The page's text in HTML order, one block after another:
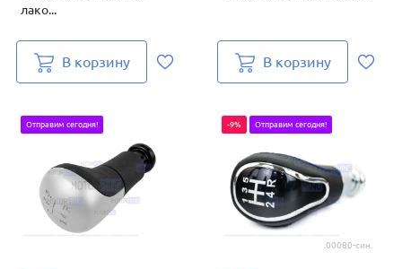
лако...
В корзину В корзину
Отправим сегодня!
.00080-син.
-9% Отправим сегодня!